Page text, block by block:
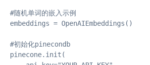
#随机单词的嵌入示例
embeddings = OpenAIEmbeddings()
#初始化pinecondb
pinecone.init(